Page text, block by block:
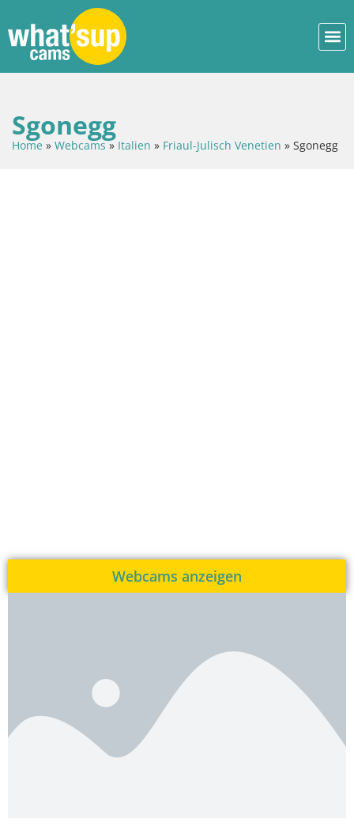
Sgonegg
Home » Webcams» Italien » Friaul-Julisch Venetien » Sgonegg
Webcams anzeigen